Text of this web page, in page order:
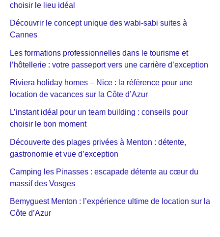
choisir le lieu idéal
Découvrir le concept unique des wabi-sabi suites à
Cannes
Les formations professionnelles dans le tourisme et
l’hôtellerie : votre passeport vers une carrière d’exception
Riviera holiday homes – Nice : la référence pour une
location de vacances sur la Côte d’Azur
L’instant idéal pour un team building : conseils pour
choisir le bon moment
Découverte des plages privées à Menton : détente,
gastronomie et vue d’exception
Camping les Pinasses : escapade détente au cœur du
massif des Vosges
Bemyguest Menton : l’expérience ultime de location sur la
Côte d’Azur